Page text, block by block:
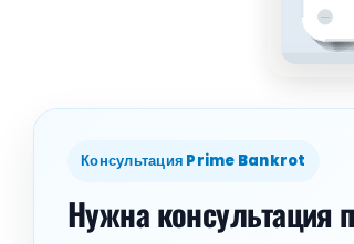
Консультация Prime Bankrot
Нужна консультация